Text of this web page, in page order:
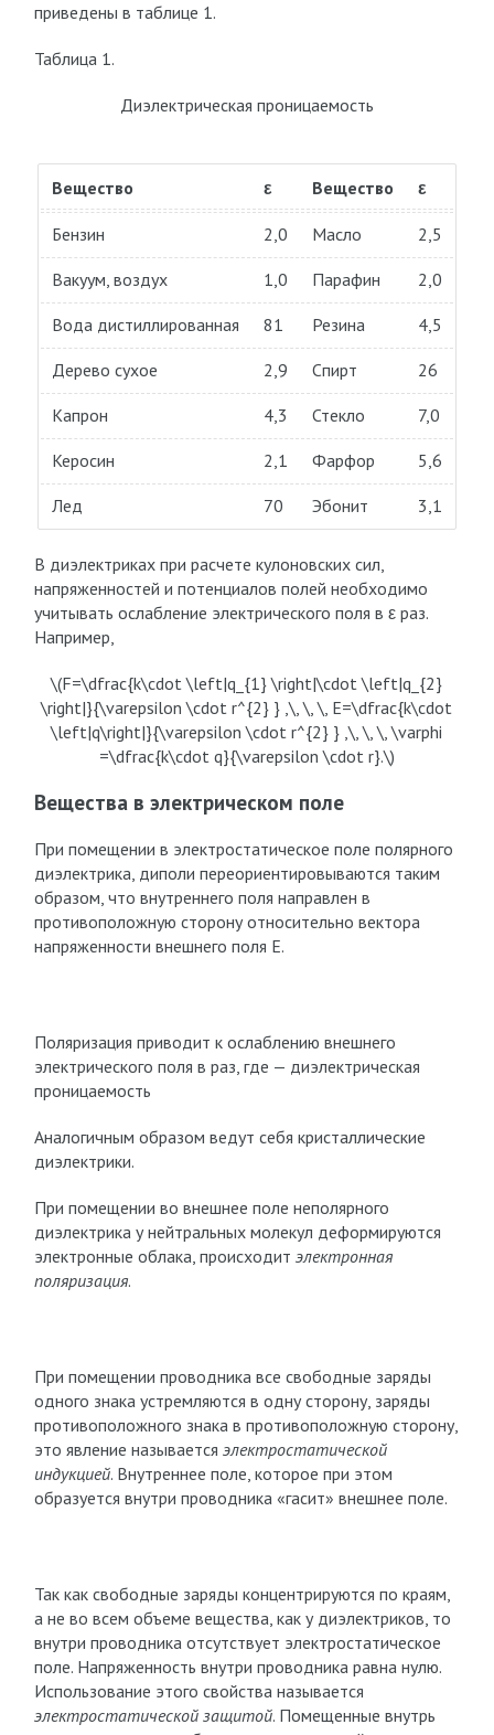
приведены в таблице 1.
Таблица 1.
Диэлектрическая проницаемость
Вещество ε Вещество ε
Бензин 2,0 Масло 2,5
Вакуум, воздух 1,0 Парафин 2,0
Вода дистиллированная 81 Резина 4,5
Дерево сухое 2,9 Спирт 26
Капрон 4,3 Стекло 7,0
Керосин 2,1 Фарфор 5,6
Лед 70 Эбонит 3,1
В диэлектриках при расчете кулоновских сил,
напряженностей и потенциалов полей необходимо
учитывать ослабление электрического поля в ε раз.
Например,
\(F=\dfrac{k\cdot \left|q_{1} \right|\cdot \left|q_{2}
\right|}{\varepsilon \cdot r^{2} } ,\, \, \, E=\dfrac{k\cdot
\left|q\right|}{\varepsilon \cdot r^{2} } ,\, \, \, \varphi
=\dfrac{k\cdot q}{\varepsilon \cdot r}.\)
Вещества в электрическом поле
При помещении в электростатическое поле полярного
диэлектрика, диполи переориентировываются таким
образом, что внутреннего поля направлен в
противоположную сторону относительно вектора
напряженности внешнего поля E.
Поляризация приводит к ослаблению внешнего
электрического поля в раз, где — диэлектрическая
проницаемость
Аналогичным образом ведут себя кристаллические
диэлектрики.
При помещении во внешнее поле неполярного
диэлектрика у нейтральных молекул деформируются
электронные облака, происходит электронная
поляризация.
При помещении проводника все свободные заряды
одного знака устремляются в одну сторону, заряды
противоположного знака в противоположную сторону,
это явление называется электростатической
индукцией. Внутреннее поле, которое при этом
образуется внутри проводника «гасит» внешнее поле.
Так как свободные заряды концентрируются по краям,
а не во всем объеме вещества, как у диэлектриков, то
внутри проводника отсутствует электростатическое
поле. Напряженность внутри проводника равна нулю.
Использование этого свойства называется
электростатической защитой. Помещенные внутрь